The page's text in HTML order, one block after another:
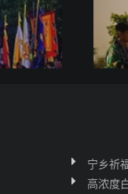
宁乡祈
高浓度